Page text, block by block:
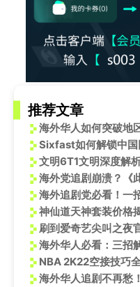
推荐文章
Sixfast如何解锁中国
文明6T1文明深度解